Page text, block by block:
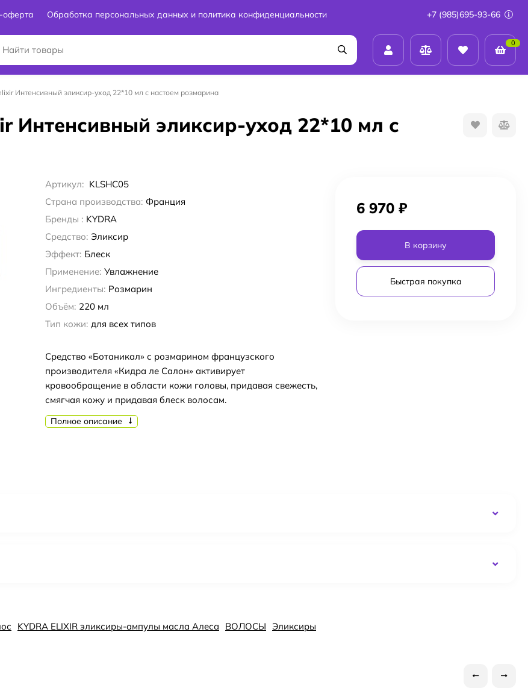
оферта Обработка персональных данных и политика конфиденциальности +7 (985)695-93-66
0
Интенсивный эликсир-уход 22*10 мл с настоем розмарина
Интенсивный эликсир-уход 22*10 мл с
Артикул: KLSHC05
Страна производства: Франция
Бренды : KYDRA
Средство: Эликсир
Эффект: Блеск
Применение: Увлажнение
Ингредиенты: Розмарин
Объём: 220 мл
Тип кожи: для всех типов
Средство «Ботаникал» с розмарином французского
производителя «Кидра ле Салон» активирует
кровообращение в области кожи головы, придавая свежесть,
смягчая кожу и придавая блеск волосам.
Полное описание
6 970 ₽
В корзину
Быстрая покупка
KYDRA ELIXIR эликсиры-ампулы масла Алеса ВОЛОСЫ Эликсиры